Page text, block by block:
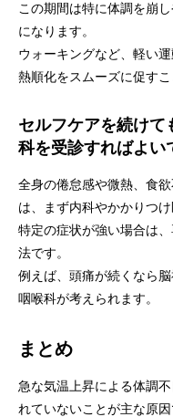
この期間は特に体調を崩
になります。
ウォーキングなど、軽い
熱順化をスムーズに促すこ
セルフケアを続けて
科を受診すればよい
全身の倦怠感や微熱、食
は、まず内科やかかりつ
特定の症状が強い場合は
法です。
例えば、頭痛が続くなら
咽喉科が考えられます。
まとめ
急な気温上昇による体調
れていないことが主な原因